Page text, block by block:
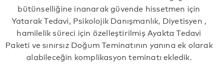
bütünselliğine inanarak güvende hissetmen için
Yatarak Tedavi, Psikolojik Danışmanlık, Diyetisyen ,
hamilelik süreci için özelleştirilmiş Ayakta Tedavi
Paketi ve sınırsız Doğum Teminatının yanına ek olarak
alabileceğin komplikasyon teminatı ekledik.